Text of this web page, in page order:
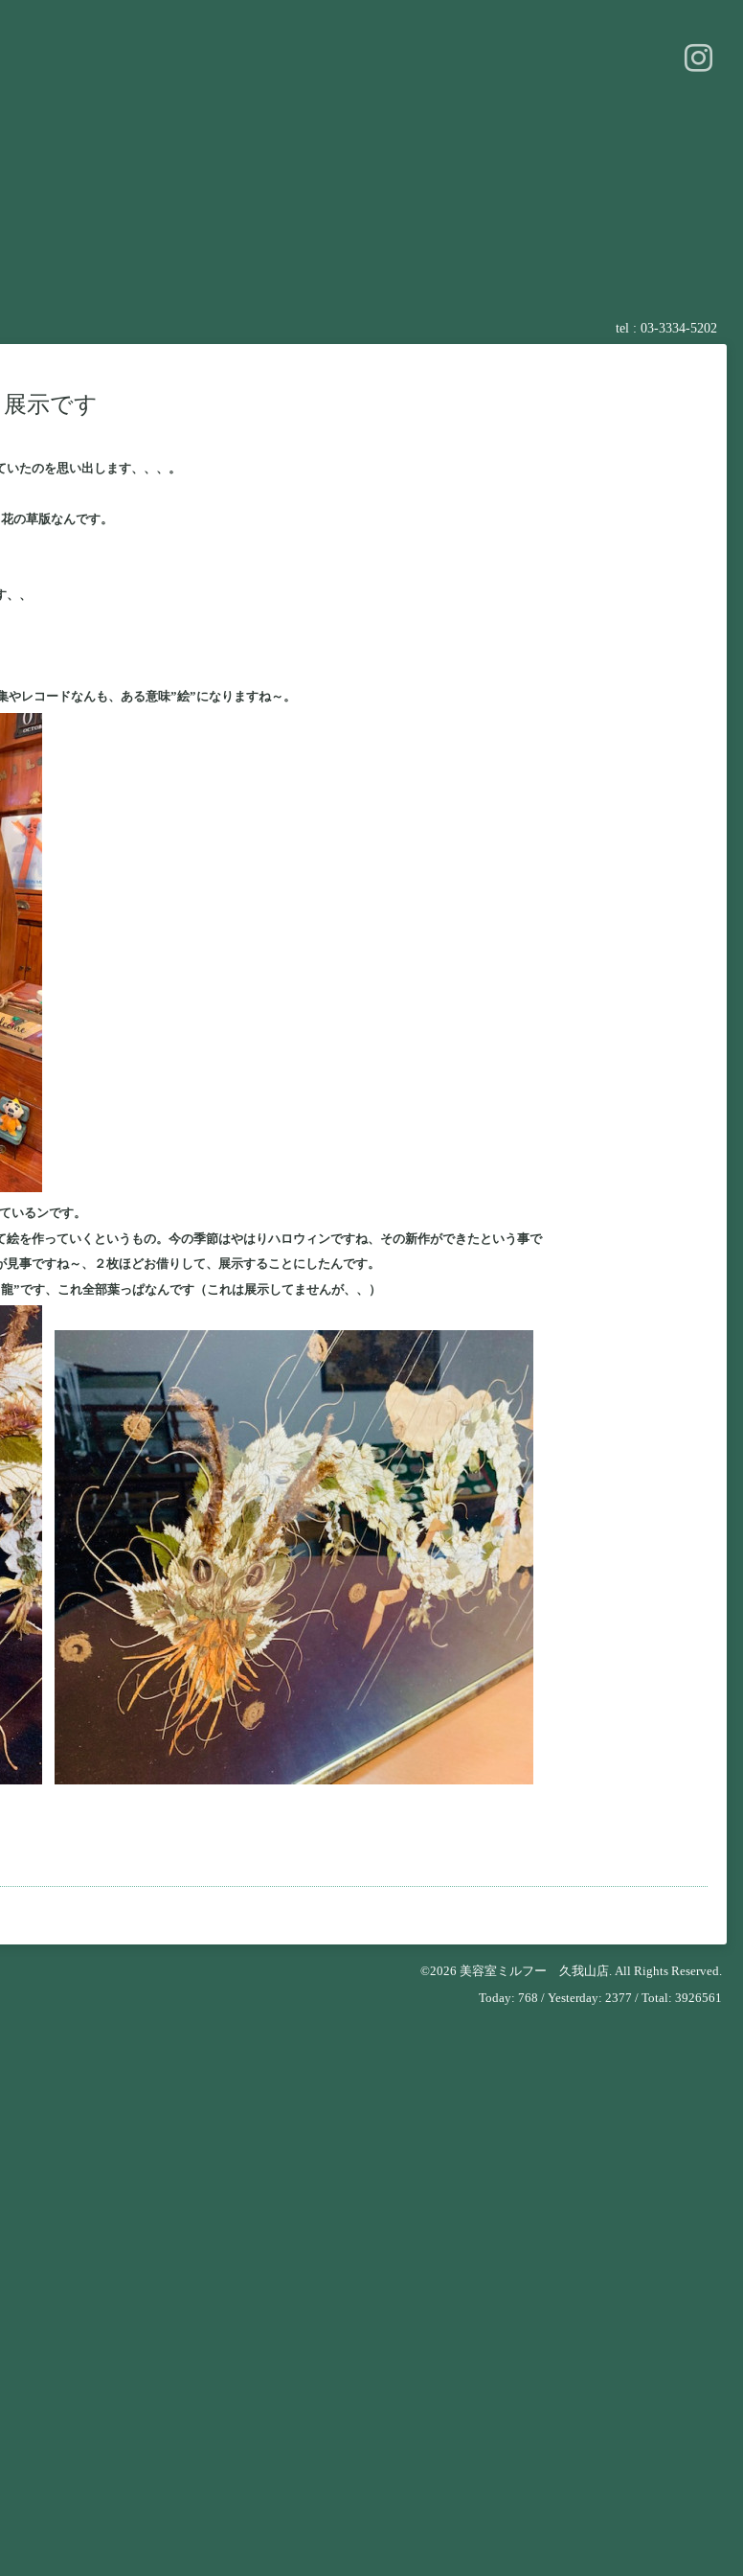
tel : 03-3334-5202
示です
たのを思い出します、、、。
の草版なんです。
、
レコードなんも、ある意味”絵”になりますね～。
いるンです。
を作っていくというもの。今の季節はやはりハロウィンですね、その新作ができたという事で
事ですね～、２枚ほどお借りして、展示することにしたんです。
です、これ全部葉っぱなんです（これは展示してませんが、、）
©2026 美容室ミルフー 久我山店 . All Rights Reserved.
Today: 768 / Yesterday: 2377 / Total: 3926561